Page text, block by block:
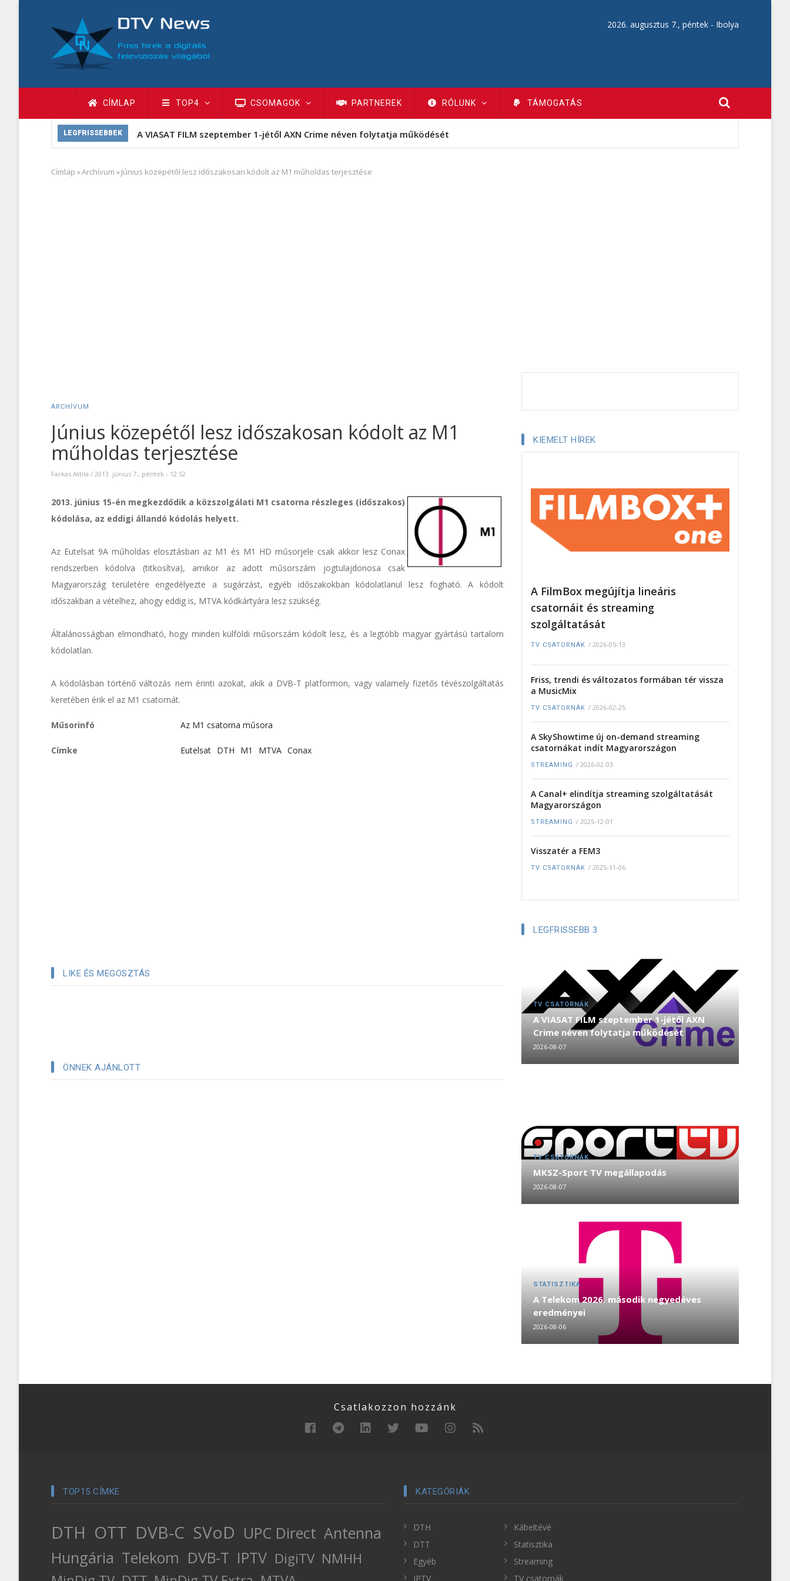
tartalomra
2026. augusztus 7., péntek - Ibolya
Fő
navigáció
CÍMLAP TOP4 CSOMAGOK PARTNEREK RÓLUNK TÁMOGATÁS
LEGFRISSEBBEK A VIASAT FILM szeptember 1-jétől AXN Crime néven folytatja működését
Morzsa
Címlap »Archívum »Június közepétől lesz időszakosan kódolt az M1 műholdas terjesztése
ARCHÍVUM
Június közepétől lesz időszakosan kódolt az M1
műholdas terjesztése
Farkas Attila / 2013. június 7., péntek - 12:52
2013. június 15-én megkezdődik a közszolgálati M1 csatorna részleges (időszakos)
kódolása, az eddigi állandó kódolás helyett.
Az Eutelsat 9A műholdas elosztásban az M1 és M1 HD műsorjele csak akkor lesz Conax
rendszerben kódolva (titkosítva), amikor az adott műsorszám jogtulajdonosa csak
Magyarország területére engedélyezte a sugárzást, egyéb időszakokban kódolatlanul lesz fogható. A kódolt
időszakban a vételhez, ahogy eddig is, MTVA kódkártyára lesz szükség.
Általánosságban elmondható, hogy minden külföldi műsorszám kódolt lesz, és a legtöbb magyar gyártású tartalom
kódolatlan.
A kódolásban történő változás nem érinti azokat, akik a DVB-T platformon, vagy valamely fizetős tévészolgáltatás
keretében érik el az M1 csatornát.
Műsorinfó Az M1 csatorna műsora
Címke Eutelsat DTH M1 MTVA Conax
LIKE ÉS MEGOSZTÁS
ÖNNEK AJÁNLOTT
KIEMELT HÍREK
A FilmBox megújítja lineáris
csatornáit és streaming
szolgáltatását
TV CSATORNÁK / 2026-05-13
Friss, trendi és változatos formában tér vissza
a MusicMix
TV CSATORNÁK / 2026-02-25
A SkyShowtime új on-demand streaming
csatornákat indít Magyarországon
STREAMING / 2026-02-03
A Canal+ elindítja streaming szolgáltatását
Magyarországon
STREAMING / 2025-12-01
Visszatér a FEM3
TV CSATORNÁK / 2025-11-06
LEGFRISSEBB 3
TV CSATORNÁK
A VIASAT FILM szeptember 1-jétől AXN
Crime néven folytatja működését
2026-08-07
TV CSATORNÁK
MKSZ-Sport TV megállapodás
2026-08-07
STATISZTIKA
A Telekom 2026. második negyedéves
eredményei
2026-08-06
Csatlakozzon hozzánk
TOP15 CÍMKE
DTH OTT DVB-C SVoD UPC Direct Antenna
Hungária Telekom DVB-T IPTV DigiTV NMHH
KATEGÓRIÁK
DTH
DTT
Egyéb
IPTV
Kábeltévé
Statisztika
Streaming
TV csatornák